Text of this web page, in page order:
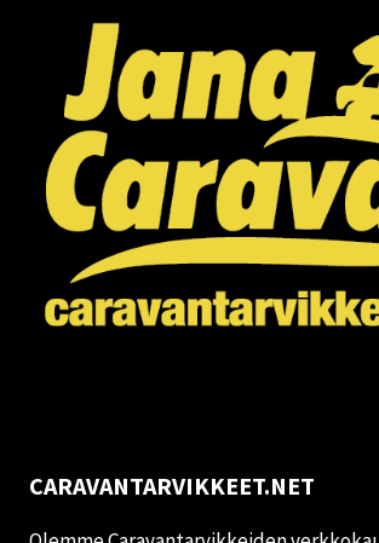
CARAVANTARVIKKEET.NET